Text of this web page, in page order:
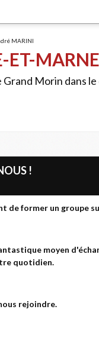
ET-
Grand Morin dans
!
de former un groupe
moyen
quotidien.
rejoindre.